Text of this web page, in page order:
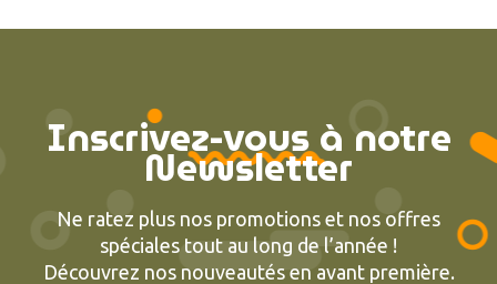
Inscrivez-vous à notre
Newsletter
Ne ratez plus nos promotions et nos offres
spéciales tout au long de l’année !
Découvrez nos nouveautés en avant première.